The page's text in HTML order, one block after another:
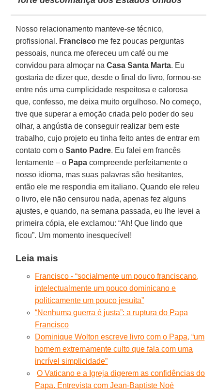
Nosso relacionamento manteve-se técnico,
profissional. Francisco me fez poucas perguntas
pessoais, nunca me ofereceu um café ou me
convidou para almoçar naCasa Santa Marta. Eu
gostaria de dizer que, desde o final do livro, formou-se
entre nós uma cumplicidade respeitosa e calorosa
que, confesso, me deixa muito orgulhoso. No começo,
tive que superar a emoção criada pelo poder do seu
olhar, a angústia de conseguir realizar bem este
trabalho, cujo projeto eu tinha feito antes de entrar em
contato com oSanto Padre. Eu falei em francês
lentamente – o Papa compreende perfeitamente o
nosso idioma, mas suas palavras são hesitantes,
então ele me respondia em italiano. Quando ele releu
o livro, ele não censurou nada, apenas fez alguns
ajustes, e quando, na semana passada, eu lhe levei a
primeira cópia, ele exclamou: “Ah! Que lindo que
ficou”. Um momento inesquecível!
Leia mais
Francisco - “socialmente um pouco franciscano,
intelectualmente um pouco dominicano e
politicamente um pouco jesuíta”
“Nenhuma guerra é justa”: a ruptura do Papa
Francisco
Dominique Wolton escreve livro com o Papa, “um
homem extremamente culto que fala com uma
incrível simplicidade”
O Vaticano e a Igreja digerem as confidências do
Papa. Entrevista com Jean-Baptiste Noé